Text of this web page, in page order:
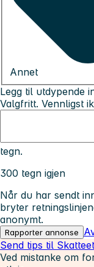
Annet
Legg til utdypende
Valgfritt. Vennligst
tegn.
300 tegn igjen
Når du har sendt
bryter
anonymt.
Rapporter annonse
Send tips til
Ved mistanke om